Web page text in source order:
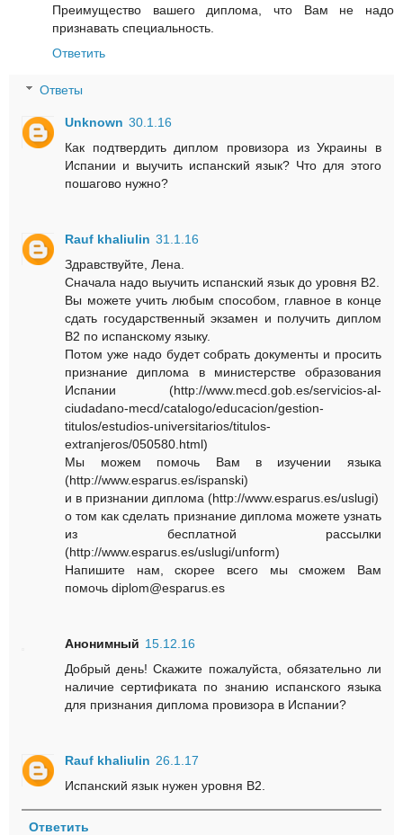
Преимущество вашего диплома, что Вам не надо
признавать специальность.
Ответить
Ответы
Unknown 30.1.16
Как подтвердить диплом провизора из Украины в
Испании и выучить испанский язык? Что для этого
пошагово нужно?
Rauf khaliulin 31.1.16
Здравствуйте, Лена.
Сначала надо выучить испанский язык до уровня В2.
Вы можете учить любым способом, главное в конце
сдать государственный экзамен и получить диплом
В2 по испанскому языку.
Потом уже надо будет собрать документы и просить
признание диплома в министерстве образования
Испании (http://www.mecd.gob.es/servicios-al-
ciudadano-mecd/catalogo/educacion/gestion-
titulos/estudios-universitarios/titulos-
extranjeros/050580.html)
Мы можем помочь Вам в изучении языка
(http://www.esparus.es/ispanski)
и в признании диплома (http://www.esparus.es/uslugi)
о том как сделать признание диплома можете узнать
из бесплатной рассылки
(http://www.esparus.es/uslugi/unform)
Напишите нам, скорее всего мы сможем Вам
помочь diplom@esparus.es
Анонимный 15.12.16
Добрый день! Скажите пожалуйста, обязательно ли
наличие сертификата по знанию испанского языка
для признания диплома провизора в Испании?
Rauf khaliulin 26.1.17
Испанский язык нужен уровня В2.
Ответить